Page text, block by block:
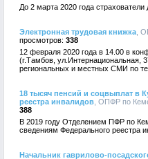
До 2 марта 2020 года
Электронная трудовая книжка ,
338
12 февраля 2020 года в 14.00 в
(г.Тамбов, ул.Интернациональная,
региональных и местных СМИ по
18 тысяч пенсий и соцвыплат в
реестра инвалидов , ОПФР по
388
В 2019 году Отделением ПФР по
сведениям Федерального реестра
Начальник гаврилово-